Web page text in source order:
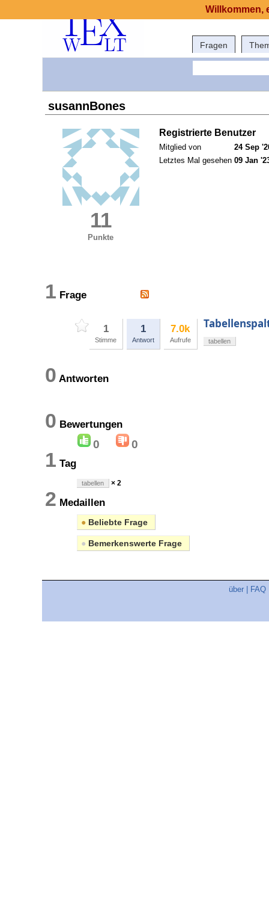
Fragen
susannBones
11
Punkte
Registrierte Benutzer
Mitglied von
24 Sep
Letztes Mal gesehen 09 Jan
1 Frage
1
Stimme
1
Antwort
7.0k
Aufrufe tabellen
0 Antworten
0 Bewertungen
0 0
1 Tag
tabellen × 2
2 Medaillen
● Beliebte Frage
● Bemerkenswerte Frage
über FAQ
Willkommen,